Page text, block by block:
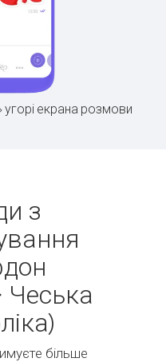
екрана розмови
з
більше